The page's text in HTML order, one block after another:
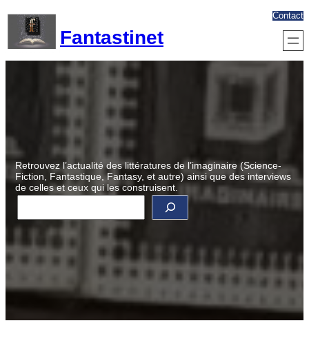
contenu
Fantastinet
Contact
Retrouvez l’actualité des littératures de l’imaginaire (Science-
Fiction, Fantastique, Fantasy, et autre) ainsi que des interviews
de celles et ceux qui les construisent.
R
c
h
e